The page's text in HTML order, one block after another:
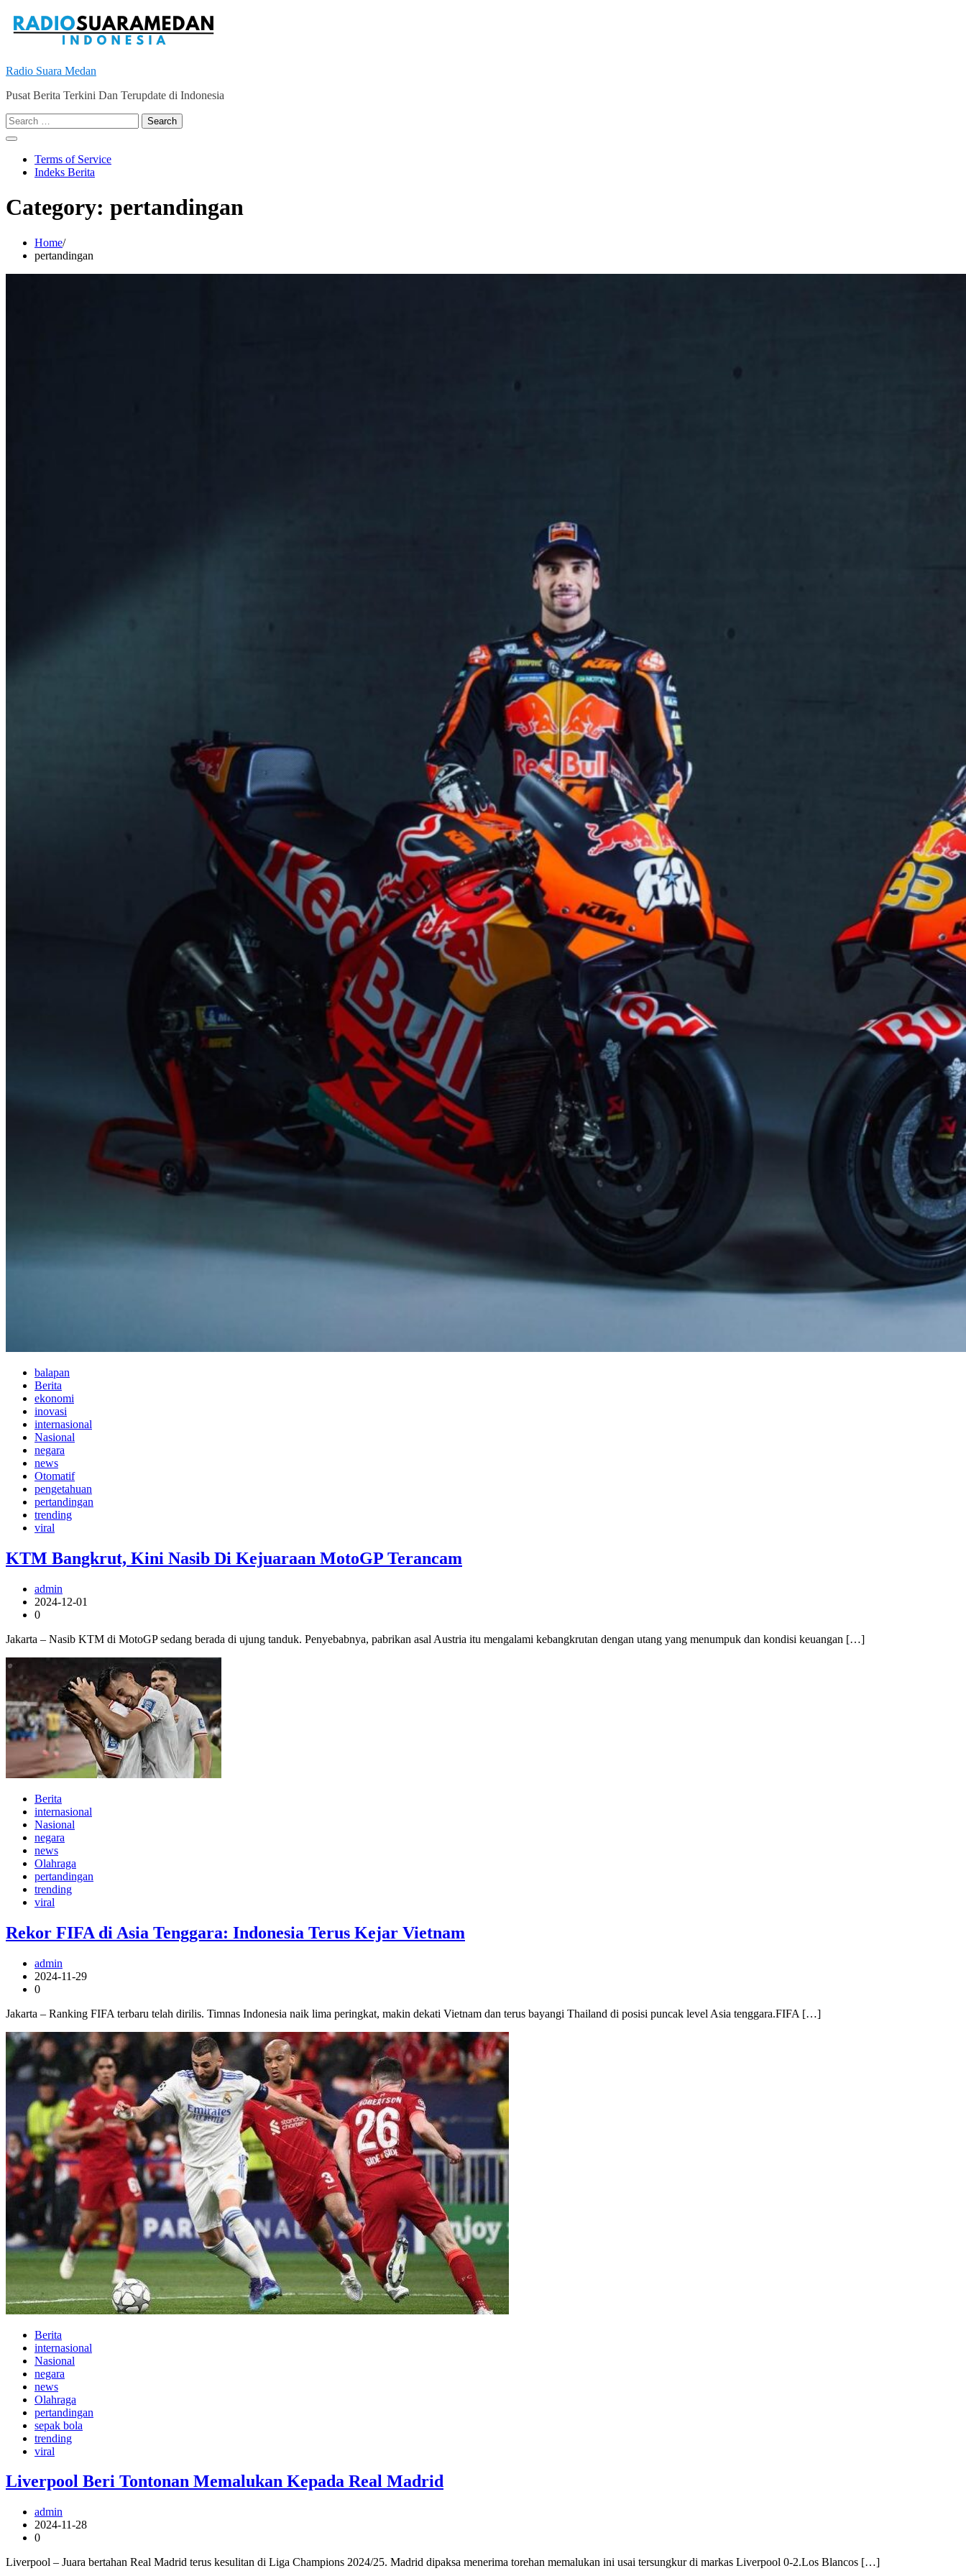
content
Radio Suara Medan
Pusat Berita Terkini Dan Terupdate di Indonesia
Search
for:
Terms of Service
Indeks Berita
Category: pertandingan
Home
pertandingan
balapan
Berita
ekonomi
inovasi
internasional
Nasional
negara
news
Otomatif
pengetahuan
pertandingan
trending
viral
KTM Bangkrut, Kini Nasib Di Kejuaraan MotoGP Terancam
admin
2024-12-01
0
Jakarta – Nasib KTM di MotoGP sedang berada di ujung tanduk. Penyebabnya, pabrikan asal Austria itu mengalami kebangkrutan dengan utang yang menumpuk dan kondisi keuangan […]
Berita
internasional
Nasional
negara
news
Olahraga
pertandingan
trending
viral
Rekor FIFA di Asia Tenggara: Indonesia Terus Kejar Vietnam
admin
2024-11-29
0
Jakarta – Ranking FIFA terbaru telah dirilis. Timnas Indonesia naik lima peringkat, makin dekati Vietnam dan terus bayangi Thailand di posisi puncak level Asia tenggara.FIFA […]
Berita
internasional
Nasional
negara
news
Olahraga
pertandingan
sepak bola
trending
viral
Liverpool Beri Tontonan Memalukan Kepada Real Madrid
admin
2024-11-28
0
Liverpool – Juara bertahan Real Madrid terus kesulitan di Liga Champions 2024/25. Madrid dipaksa menerima torehan memalukan ini usai tersungkur di markas Liverpool 0-2.Los Blancos […]